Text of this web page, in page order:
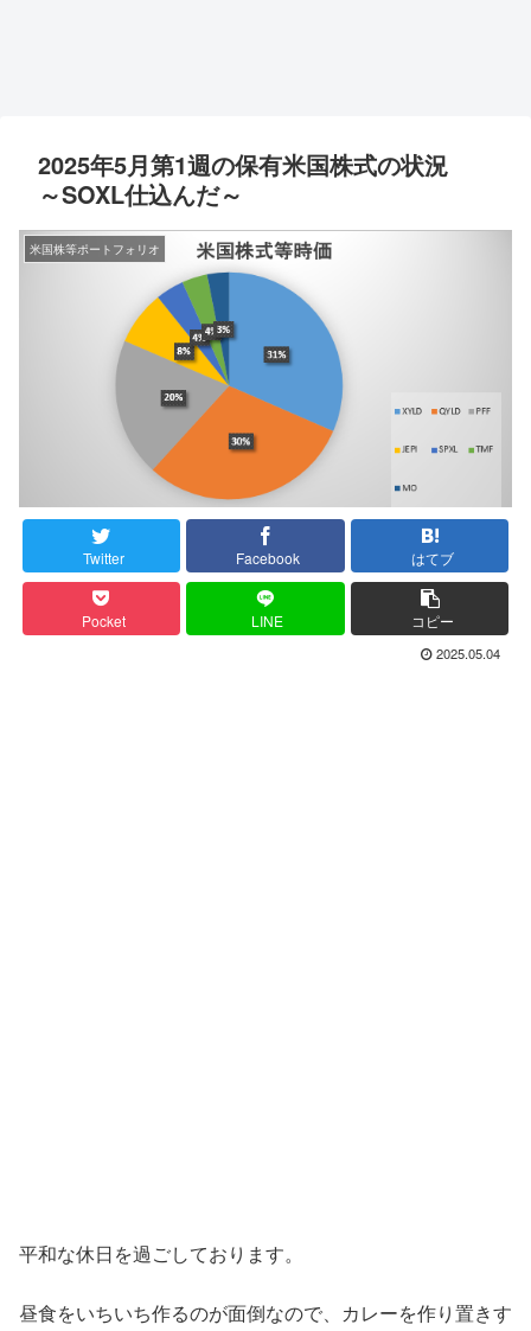
2025年5月第1週の保有米国株式の状況
～SOXL仕込んだ～
米国株等ポートフォリオ
Twitter Facebook はてブ
Pocket LINE コピー
2025.05.04
平和な休日を過ごしております。
昼食をいちいち作るのが面倒なので、カレーを作り置きす